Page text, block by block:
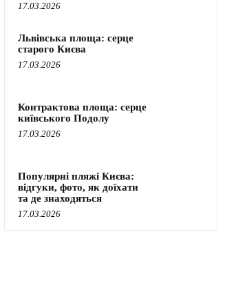
17.03.2026
Львівська площа: серце
старого Києва
17.03.2026
Контрактова площа: серце
київського Подолу
17.03.2026
Популярні пляжі Києва:
відгуки, фото, як доїхати
та де знаходяться
17.03.2026